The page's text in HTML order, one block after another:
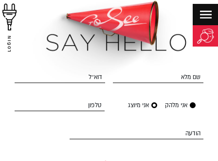
LOGIN
שם מלא דוא״ל
אני מלהק אני מיוצג טלפון
הודעה